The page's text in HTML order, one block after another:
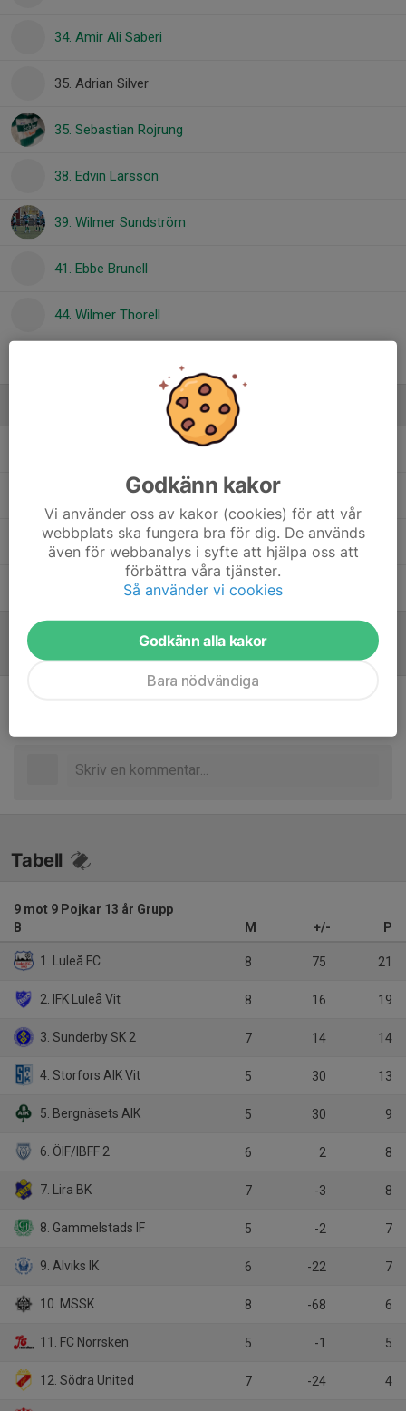
34. Amir Ali Saberi
35. Adrian Silver
35. Sebastian Rojrung
38. Edvin Larsson
39. Wilmer Sundström
41. Ebbe Brunell
44. Wilmer Thorell
Tränare
Marcus SundbergTränare
Markus LarssonTränare
Mats PääjärviTränare
Referat
Tabell
9 mot 9 Pojkar 13 år Grupp
B
M +/- P
1. Luleå FC 8 75 21
2. IFK Luleå Vit 8 16 19
3. Sunderby SK 2 7 14 14
4. Storfors AIK Vit 5 30 13
5. Bergnäsets AIK 5 30 9
6. ÖIF/IBFF 2 6 2 8
7. Lira BK 7 -3 8
8. Gammelstads IF 5 -2 7
9. Alviks IK 6 -22 7
10. MSSK 8 -68 6
11. FC Norrsken 5 -1 5
12. Södra United 7 -24 4
Godkänn kakor
Vi använder oss av kakor (cookies) för att vår
webbplats ska fungera bra för dig. De används
även för webbanalys i syfte att hjälpa oss att
förbättra våra tjänster.
Så använder vi cookies
Godkänn alla kakor
Bara nödvändiga